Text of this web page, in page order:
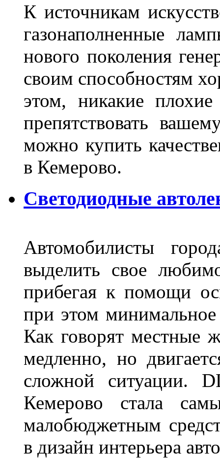
К источникам
газонаполненные
нового поколения
своим способностям
этом, никакие
препятствовать
можно купить
в Кемерово.
Светодиодные
Автомобилисты
выделить свое
прибегая к помощи
при этом минимальное
Как говорят местные
медленно, но
сложной ситуации.
Кемерово стала
малобюджетным
в дизайн интерьера